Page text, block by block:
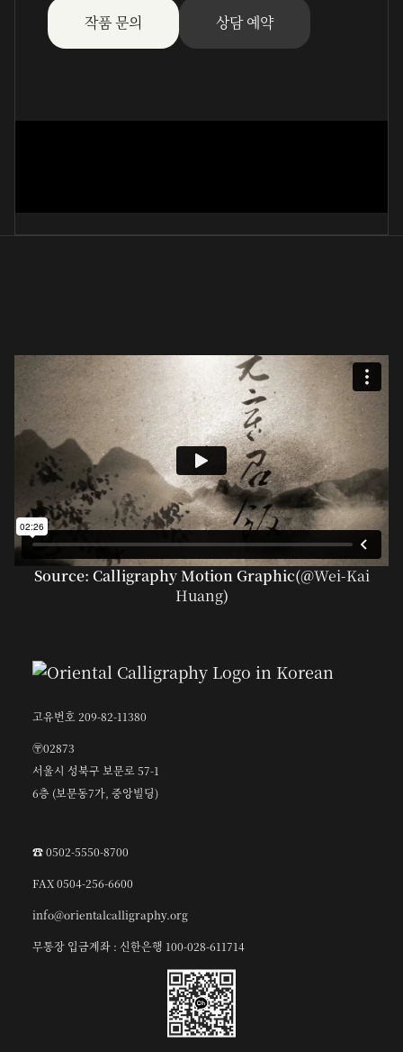
작품 문의 상담 예약
Source: Calligraphy Motion Graphic(@Wei-Kai
Huang)
고유번호 209-82-11380
〶02873
서울시 성북구 보문로 57-1
6층 (보문동7가, 중앙빌딩)
☎︎ 0502-5550-8700
FAX 0504-256-6600
info@orientalcalligraphy.org
무통장 입금계좌 : 신한은행 100-028-611714